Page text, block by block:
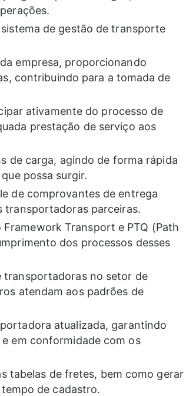
de gestão de transporte
empresa, proporcionando
contribuindo para a tomada de
ativamente do processo de
prestação de serviço aos
de carga, agindo de forma rápida
possa surgir.
de comprovantes de entrega
transportadoras parceiras.
Transport e PTQ (Path
dos processos desses
transportadoras no setor de
atendam aos padrões de
atualizada, garantindo
em conformidade com os
tabelas de fretes, bem como gerar
de cadastro.